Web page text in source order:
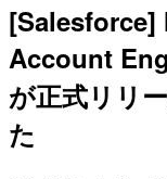
[Salesforce]
Account
が正式リリ
た